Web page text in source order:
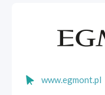
www.egmont.pl